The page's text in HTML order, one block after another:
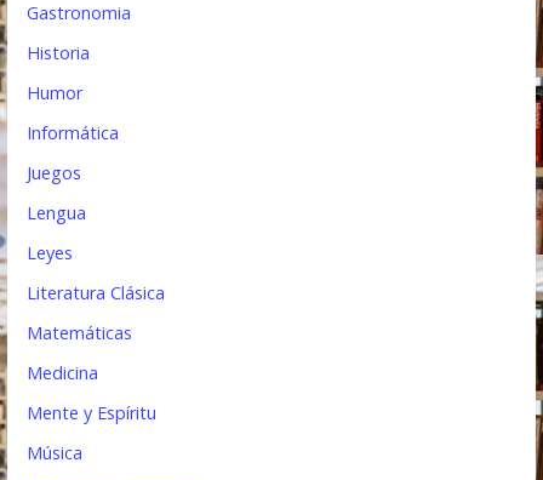
Gastronomia
Historia
Humor
Informática
Juegos
Lengua
Leyes
Literatura Clásica
Matemáticas
Medicina
Mente y Espíritu
Música